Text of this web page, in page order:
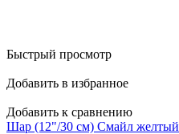
Быстрый просмотр
Добавить в избранное
Добавить к сравнению
Шар (12"/30 см) Смайл желтый